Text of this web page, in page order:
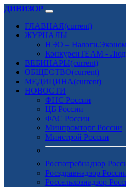
ДИВИЗОР
ГЛАВНАЯ(current)
ЖУРНАЛЫ
НЭО –
КонкуренTEAM -
ВЕБИНАРЫ(current)
ОБЩЕСТВО(current)
МЕДИЦИНА(current)
НОВОСТИ
ФНС России
ЦБ России
ФАС России
Минпромторг России
Минстрой России
Роспотребнадзор
Росздравнадзор
Россельхознадзор